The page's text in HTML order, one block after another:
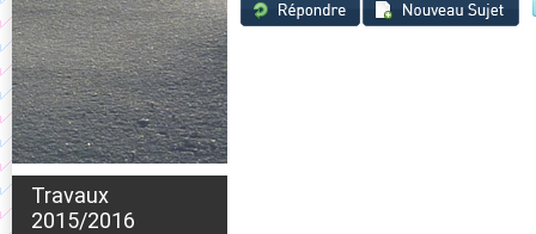
Travaux
2015/2016